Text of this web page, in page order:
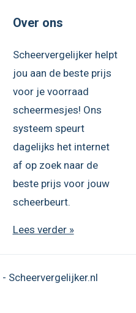
Over ons
Scheervergelijker helpt
jou aan de beste prijs
voor je voorraad
scheermesjes! Ons
systeem speurt
dagelijks het internet
af op zoek naar de
beste prijs voor jouw
scheerbeurt.
Lees verder »
Scheervergelijker.nl